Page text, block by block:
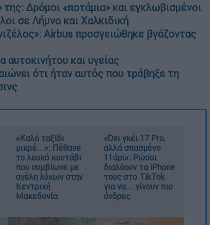
της: Δρόμοι «ποτάμια» και εγκλωβισμένοι
σε Λήμνο και Χαλκιδική
Airbus προσγειώθηκε βγάζοντας
αυτοκινήτου και υγείας
ότι ήταν αυτός που τράβηξε τη
«Καλό ταξίδι
μικρέ...»: Πέθανε
το λευκό κουτάβι
που συμβίωνε με
αγέλη λύκων στην
Κεντρική
Μακεδονία
«Όχι γκέι 17 Pro,
αλλά σπασμένο
11άρι»: Ρώσοι
διαλύουν τα iPhone
τους στο TikTok
για να... γίνουν πιο
άνδρες